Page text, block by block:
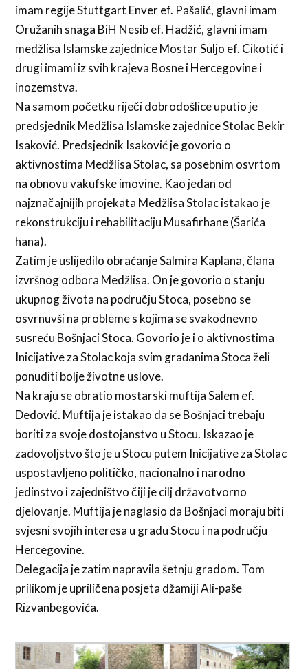
imam regije Stuttgart Enver ef. Pašalić, glavni imam
Oružanih snaga BiH Nesib ef. Hadžić, glavni imam
medžlisa Islamske zajednice Mostar Suljo ef. Cikotić i
drugi imami iz svih krajeva Bosne i Hercegovine i
inozemstva.
Na samom početku riječi dobrodošlice uputio je
predsjednik Medžlisa Islamske zajednice Stolac Bekir
Isaković. Predsjednik Isaković je govorio o
aktivnostima Medžlisa Stolac, sa posebnim osvrtom
na obnovu vakufske imovine. Kao jedan od
najznačajnijih projekata Medžlisa Stolac istakao je
rekonstrukciju i rehabilitaciju Musafirhane (Šarića
hana).
Zatim je uslijedilo obraćanje Salmira Kaplana, člana
izvršnog odbora Medžlisa. On je govorio o stanju
ukupnog života na području Stoca, posebno se
osvrnuvši na probleme s kojima se svakodnevno
susreću Bošnjaci Stoca. Govorio je i o aktivnostima
Inicijative za Stolac koja svim građanima Stoca želi
ponuditi bolje životne uslove.
Na kraju se obratio mostarski muftija Salem ef.
Dedović. Muftija je istakao da se Bošnjaci trebaju
boriti za svoje dostojanstvo u Stocu. Iskazao je
zadovoljstvo što je u Stocu putem Inicijative za Stolac
uspostavljeno političko, nacionalno i narodno
jedinstvo i zajedništvo čiji je cilj državotvorno
djelovanje. Muftija je naglasio da Bošnjaci moraju biti
svjesni svojih interesa u gradu Stocu i na području
Hercegovine.
Delegacija je zatim napravila šetnju gradom. Tom
prilikom je upriličena posjeta džamiji Ali-paše
Rizvanbegovića.